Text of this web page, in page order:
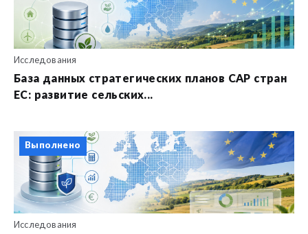
Исследования
База данных стратегических планов CAP стран
ЕС: развитие сельских...
Выполнено
Исследования